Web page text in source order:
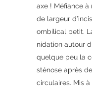
axe ! Méfiance à
de largeur
ombilical petit.
nidation autour
quelque peu la
sténose après
circulaires. Mis